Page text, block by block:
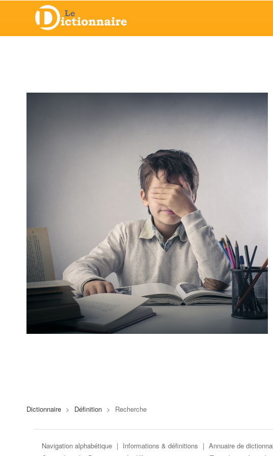
Dictionnaire > Définition > Recherche
Navigation alphabétique | Informations & définitions | Annuaire de